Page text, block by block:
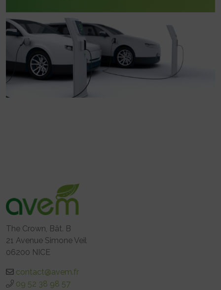
The Crown, Bât. B
21 Avenue Simone Veil
06200 NICE
contact@avem.fr
09 52 38 98 57